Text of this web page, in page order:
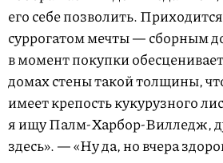
его себе позволить.
суррогатом мечты — сборным
в момент покупки
домах стены такой толщины,
имеет крепость кукурузного
я ищу Палм-Харбор-Вилледж,
здесь». — «Ну да, но вчера